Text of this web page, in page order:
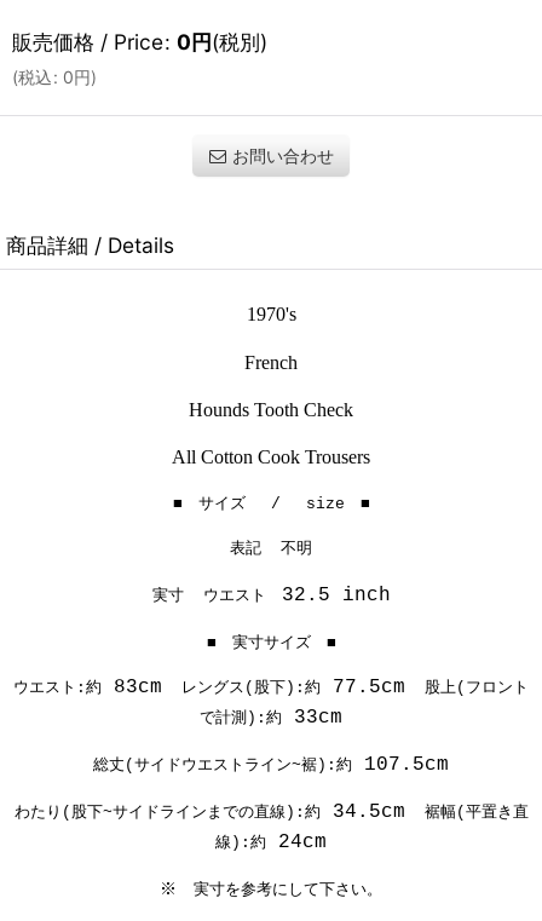
販売価格 / Price: 0円(税別)
(税込: 0円)
お問い合わせ
商品詳細 / Details
1970's
French
Hounds Tooth Check
All Cotton Cook Trousers
■ サイズ / size ■
表記 不明
実寸 ウエスト 32.5 inch
■ 実寸サイズ ■
ウエスト:約 83cm レングス(股下):約 77.5cm
股上(フロント
で計測):約
33cm
総丈(サイドウエストライン~裾):約 107.5cm
わたり(股下~サイドラインまでの直線):約 34.5cm
裾幅(平置き直
線):約
24cm
※ 実寸を参考にして下さい。